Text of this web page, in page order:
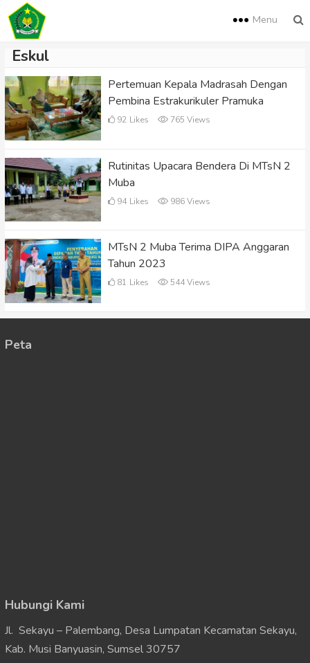
Menu
Eskul
Pertemuan Kepala Madrasah Dengan
Pembina Estrakurikuler Pramuka
92 Likes 765 Views
Rutinitas Upacara Bendera Di MTsN 2
Muba
94 Likes 986 Views
MTsN 2 Muba Terima DIPA Anggaran
Tahun 2023
81 Likes 544 Views
Peta
Hubungi Kami
Jl. Sekayu – Palembang, Desa Lumpatan Kecamatan Sekayu,
Kab. Musi Banyuasin, Sumsel 30757